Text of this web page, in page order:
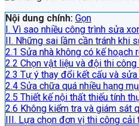
Nội dung chính: Gọn
I. Vì sao nhiều công trình sửa
II. Những sai lầm cần tránh khi
2.1 Sửa nhà không có kế hoạch
2.2 Chọn vật liệu và đội thi
2.3 Tự ý thay đổi kết cấu và
2.4 Sửa chữa quá nhiều hạng
2.5 Thiết kế nội thất thiếu tính
2.6 Không kiểm tra và giám sát
III. Lựa chọn đơn vị thi công cải